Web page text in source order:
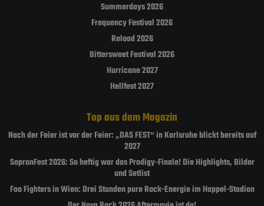
Summerdays 2026
Frequency Festival 2026
Reload 2026
Bittersweet Festival 2026
Hurricane 2027
Hellfest 2027
Top aus dem Magazin
Nach der Feier ist vor der Feier: „DAS FEST“ in Karlsruhe blickt bereits auf
2027
SopronFest 2026: So heftig war das Prodigy-Finale! Die Highlights, Bilder
und Setlist
Foo Fighters in Wien: Drei Stunden pure Rock-Energie im Happel-Stadion